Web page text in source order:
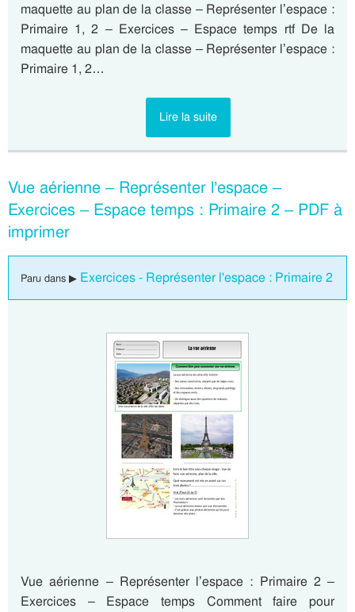
maquette au plan de la classe – Représenter l’espace :
Primaire 1, 2 – Exercices – Espace temps rtf De la
maquette au plan de la classe – Représenter l’espace :
Primaire 1, 2…
Lire la suite
Vue aérienne – Représenter l’espace –
Exercices – Espace temps : Primaire 2 – PDF à
imprimer
Paru dans ▶ Exercices - Représenter l'espace : Primaire 2
Vue aérienne – Représenter l’espace : Primaire 2 –
Exercices – Espace temps Comment faire pour